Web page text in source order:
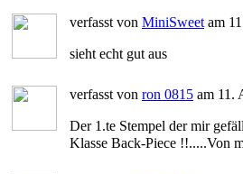
verfasst von MiniSweet am
sieht echt gut aus
verfasst von ron 0815 am 11.
Der 1.te Stempel der mir
Klasse Back-Piece !!.....Von